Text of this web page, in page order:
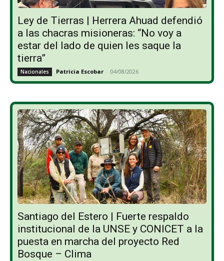
Ley de Tierras | Herrera Ahuad defendió
a las chacras misioneras: “No voy a
estar del lado de quien les saque la
tierra”
Nacionales Patricia Escobar - 04/08/2026
Santiago del Estero | Fuerte respaldo
institucional de la UNSE y CONICET a la
puesta en marcha del proyecto Red
Bosque – Clima